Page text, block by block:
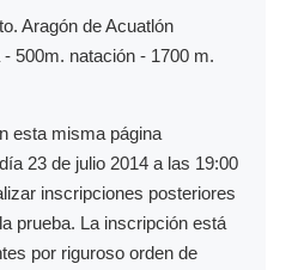
Aragón de Acuatlón
500m. natación - 1700 m.
esta misma página
23 de julio 2014 a las 19:00
inscripciones posteriores
prueba. La inscripción está
por riguroso orden de